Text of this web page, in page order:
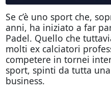
Se c’è uno sport che,
anni, ha iniziato a far
Padel. Quello che
molti ex calciatori
competere in tornei
sport, spinti da tutta
business.